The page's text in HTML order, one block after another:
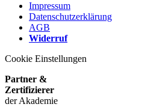
Impressum
Datenschutzerklärung
AGB
Widerruf
Cookie Einstellungen
Partner &
Zertifizierer
der Akademie